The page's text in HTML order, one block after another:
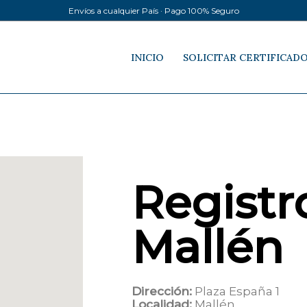
Envíos a cualquier País · Pago 100% Seguro
INICIO SOLICITAR
Mallén
Dirección: Plaza España 1
Localidad: Mallén